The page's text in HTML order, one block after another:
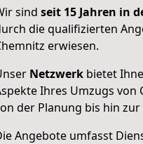
sind seit 15 Jahren in
die qualifizierten
erwiesen.
Netzwerk bietet
Ihres Umzugs von
der Planung bis hin
Angebote umfasst